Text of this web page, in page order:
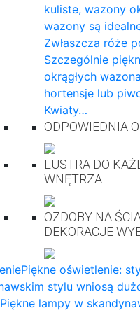
kuliste, wazony
wazony są
Zwłaszcza róże
Szczególnie
okrągłych
hortensje lub
Kwiaty…
ODPOWIEDNIA
LUSTRA DO
WNĘTRZA
OZDOBY NA
DEKORACJE
Piękne oświetlenie:
stylu wniosą
lampy w